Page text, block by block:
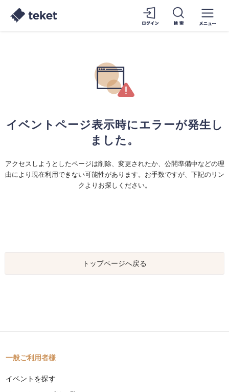
イベントページ表示時にエラーが発生し
ました。
アクセスしようとしたページは削除、変更されたか、公開準備中などの理
由により現在利用できない可能性があります。お手数ですが、下記のリン
クよりお探しください。
トップページへ戻る
一般ご利用者様
イベントを探す